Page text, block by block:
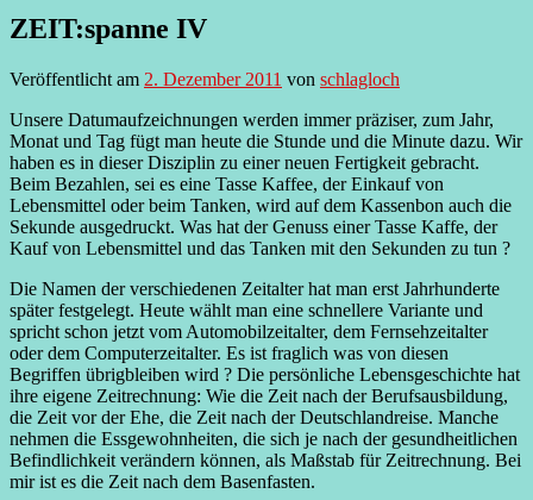
ZEIT:spanne IV
Veröffentlicht am 2. Dezember 2011 von schlagloch
Unsere Datumaufzeichnungen werden immer präziser, zum Jahr,
Monat und Tag fügt man heute die Stunde und die Minute dazu. Wir
haben es in dieser Disziplin zu einer neuen Fertigkeit gebracht.
Beim Bezahlen, sei es eine Tasse Kaffee, der Einkauf von
Lebensmittel oder beim Tanken, wird auf dem Kassenbon auch die
Sekunde ausgedruckt. Was hat der Genuss einer Tasse Kaffe, der
Kauf von Lebensmittel und das Tanken mit den Sekunden zu tun ?
Die Namen der verschiedenen Zeitalter hat man erst Jahrhunderte
später festgelegt. Heute wählt man eine schnellere Variante und
spricht schon jetzt vom Automobilzeitalter, dem Fernsehzeitalter
oder dem Computerzeitalter. Es ist fraglich was von diesen
Begriffen übrigbleiben wird ? Die persönliche Lebensgeschichte hat
ihre eigene Zeitrechnung: Wie die Zeit nach der Berufsausbildung,
die Zeit vor der Ehe, die Zeit nach der Deutschlandreise. Manche
nehmen die Essgewohnheiten, die sich je nach der gesundheitlichen
Befindlichkeit verändern können, als Maßstab für Zeitrechnung. Bei
mir ist es die Zeit nach dem Basenfasten.